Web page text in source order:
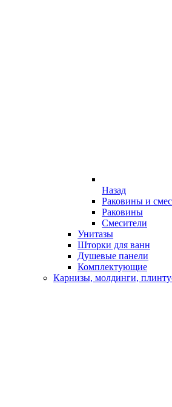
Назад
Раковины и
Раковины
Смесители
Унитазы
Шторки для ванн
Душевые панели
Комплектующие
Карнизы, молдинги,